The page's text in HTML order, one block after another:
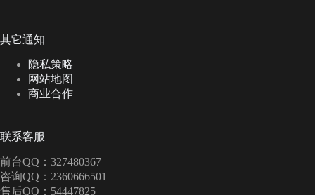
其它通知
隐私策略
网站地图
商业合作
联系客服
前台QQ：327480367
咨询QQ：2360666501
售后QQ：54447825